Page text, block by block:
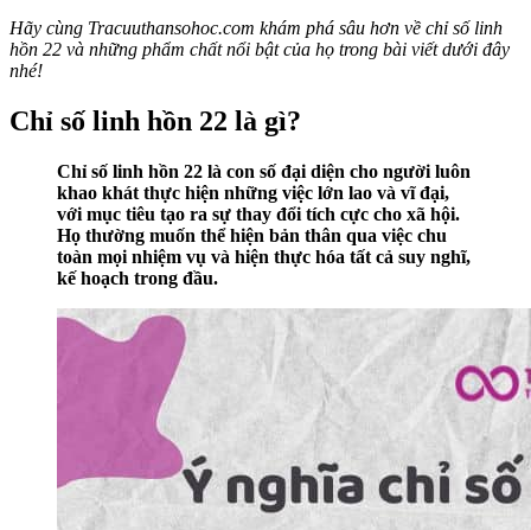
Hãy cùng Tracuuthansohoc.com khám phá sâu hơn về chỉ số linh
hồn 22 và những phẩm chất nổi bật của họ trong bài viết dưới đây
nhé!
Chỉ số linh hồn 22 là gì?
Chỉ số linh hồn 22 là con số đại diện cho người luôn
khao khát thực hiện những việc lớn lao và vĩ đại,
với mục tiêu tạo ra sự thay đổi tích cực cho xã hội.
Họ thường muốn thể hiện bản thân qua việc chu
toàn mọi nhiệm vụ và hiện thực hóa tất cả suy nghĩ,
kế hoạch trong đầu.